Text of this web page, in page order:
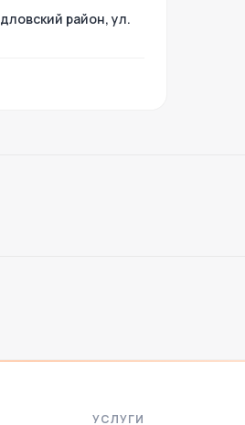
район, ул.
УСЛУГИ